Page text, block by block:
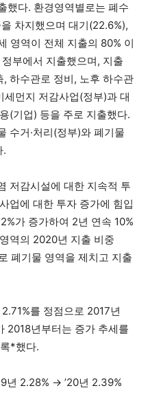
했다. 환경영역별로는 폐수
차지했으며 대기(22.6%),
영역이 전체 지출의 80% 이
부에서 지출했으며, 지출
하수관로 정비, 노후 하수관
먼지 저감사업(정부)과 대
(기업) 등을 주로 지출했다.
수거·처리(정부)와 폐기물
.
저감시설에 대한 지속적 투
업에 대한 투자 증가에 힘입
가 증가하여 2년 연속 10%
역의 2020년 지출 비중
폐기물 영역을 제치고 지출
를 정점으로 2017년
2018년부터는 증가 추세를
*했다.
년 2.28% → ’20년 2.39%